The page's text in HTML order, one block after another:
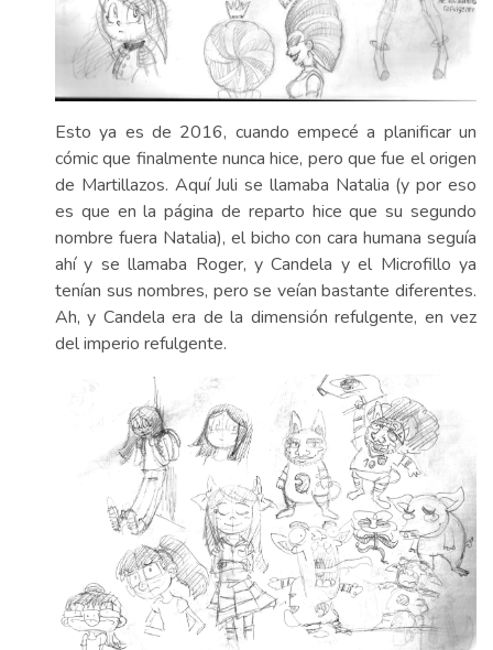
Esto ya es de 2016, cuando empecé a planificar un
cómic que finalmente nunca hice, pero que fue el origen
de Martillazos. Aquí Juli se llamaba Natalia (y por eso
es que en la página de reparto hice que su segundo
nombre fuera Natalia), el bicho con cara humana seguía
ahí y se llamaba Roger, y Candela y el Microfillo ya
tenían sus nombres, pero se veían bastante diferentes.
Ah, y Candela era de la dimensión refulgente, en vez
del imperio refulgente.